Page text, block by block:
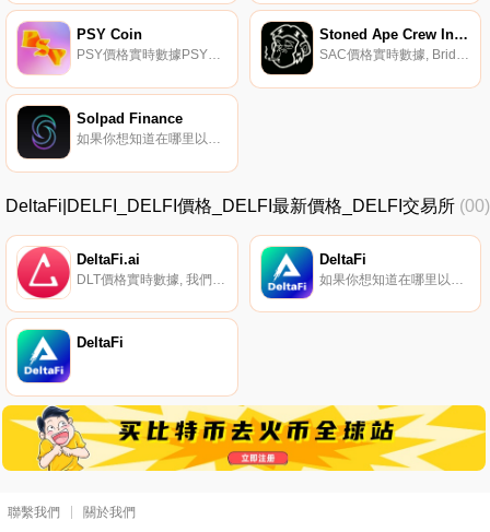
PSY Coin
PSY價格實時數據PSY網絡是一個用于質押、交換和管理NFT的平臺。他們的目標是成為索拉納項目的一站式商店,將數字藝術貨幣化,并與去中心化金融相結合.
Stoned Ape Crew Index
SAC價格實時數據, Bridgesplit使任何獨特的資產都能夠通過NFT抵押貸款、指數等實現流動性和收益生成。從市場到游戲的應用程序都受益于Bridgesplit協議。$SAC是非常流行的“"；石猿船員”"；NFT系列.
Solpad Finance
如果你想知道在哪里以當前價格購買Solpad Finance,目前交易{Solpad Finance]股票的頂級加密貨幣交易所是Raydium。您可以在我們的加密貨幣交易所頁面上找到其他列表。SOLPAD是索拉納的第一個多鏈IDO平臺。使項目能夠在基于索拉納的去中心化平臺上籌集資金.
DeltaFi|DELFI_DELFI價格_DELFI最新價格_DELFI交易所 (00)
DeltaFi.ai
DLT價格實時數據, 我們的愿景是為交易者、流動性提供商和做市商提供最佳的用戶體驗。四項重要的設計和技術創新使其成為可能：?智能做市?流動性風險有限?個性化池?跨鏈功能白皮書的更多詳細信息：https://files.gitbook.com/v0/b/gitbook-x-prod.appspo.
DeltaFi
DeltaFi
聯繫我們 關於我們